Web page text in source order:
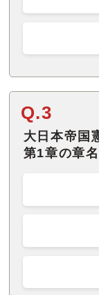
Q.3
大日本帝国
第1章の章